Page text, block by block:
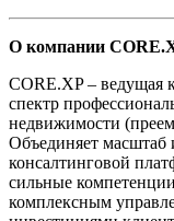
О компании
CORE.XP – ведущая
спектр
недвижимости
Объединяет масштаб
консалтинговой
сильные
комплексным